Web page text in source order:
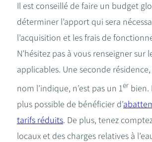
Il est conseillé de faire un budget
déterminer l’apport qui sera
l’acquisition et les frais de
N’hésitez pas à vous renseigner sur
applicables. Une seconde
nom l’indique, n’est pas un 1er bien.
plus possible de bénéficier d’
tarifs réduits. De plus, tenez
locaux et des charges relatives à